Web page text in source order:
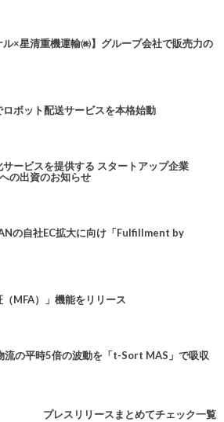
ル×星清重機運輸㈱】グループ会社で販売力の
ボット配送サービスを本格始動
ービスを提供する スタートアップ企業
の出資のお知らせ
の自社EC拡大に向け「Fulfillment by
MFA）」機能をリリース
流の平時5倍の波動を「t-Sort MAS」で吸収
プレスリリースまとめてチェック一覧